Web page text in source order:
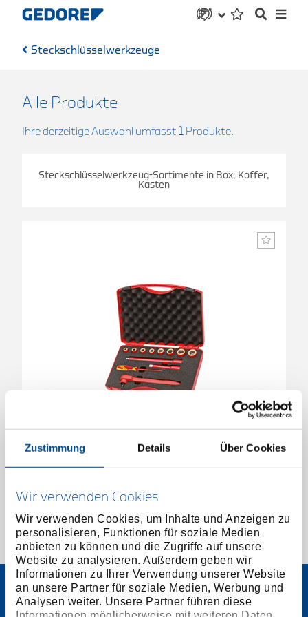
Zustimmung Details Über Cookies
Wir verwenden Cookies
Wir verwenden Cookies, um Inhalte und Anzeigen zu
personalisieren, Funktionen für soziale Medien
anbieten zu können und die Zugriffe auf unsere
Website zu analysieren. Außerdem geben wir
Informationen zu Ihrer Verwendung unserer Website
an unsere Partner für soziale Medien, Werbung und
Analysen weiter. Unsere Partner führen diese
Steckschlüsselwerkzeuge
Alle Produkte
Ihre derzeitige Auswahl umfasst 1 Produkte.
Steckschlüsselwerkzeug-Sortimente in Box, Koffer,
Kasten
6602560/ VDE 1001
1 von 1